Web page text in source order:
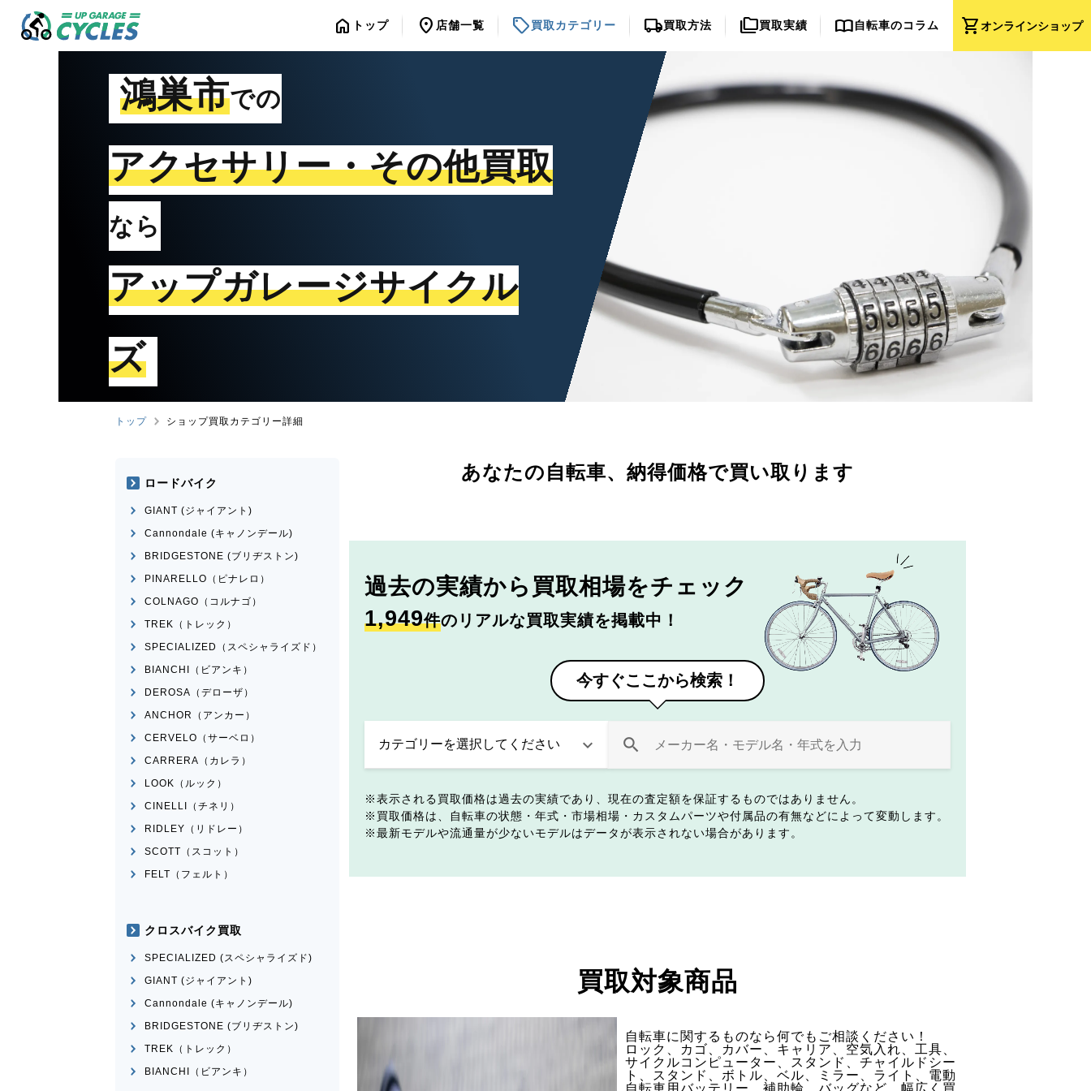
shopping_cartオンラインショップ
home トップ location_on 店舗一覧 sell買取カテゴリー local_shipping買取方法 folder_copy買取実績 import_contacts自転車のコラム
鴻巣市での
アクセサリー・その他買取
なら
アップガレージサイクル
ズ
トップ ショップ買取カテゴリー詳細
あなたの自転車、 納得価格で買い取ります
過去の実績から 買取相場をチェック
1,949件のリアルな買取実績を掲載中！
今すぐここから検索！
表示される買取価格は過去の実績であり、現在の査定額を保証するものではありません。
買取価格は、自転車の状態・年式・市場相場・カスタムパーツや付属品の有無などによって変動します。
最新モデルや流通量が少ないモデルはデータが表示されない場合があります。
買取対象商品
自転車に関するものなら何でもご相談ください！
ロック、カゴ、カバー、キャリア、空気入れ、工具、
サイクルコンピューター、スタンド、チャイルドシー
ト、スタンド、ボトル、ベル、ミラー、ライト、電動
自転車用バッテリー、補助輪、バッグなど、幅広く買
ロードバイク
GIANT (ジャイアント)
Cannondale (キャノンデール)
BRIDGESTONE (ブリヂストン)
PINARELLO（ピナレロ）
COLNAGO（コルナゴ）
TREK（トレック）
SPECIALIZED（スペシャライズド）
BIANCHI（ビアンキ）
DEROSA（デローザ）
ANCHOR（アンカー）
CERVELO（サーベロ）
CARRERA（カレラ）
LOOK（ルック）
CINELLI（チネリ）
RIDLEY（リドレー）
SCOTT（スコット）
FELT（フェルト）
クロスバイク買取
SPECIALIZED (スペシャライズド)
GIANT (ジャイアント)
Cannondale (キャノンデール)
BRIDGESTONE (ブリヂストン)
TREK（トレック）
BIANCHI（ビアンキ）